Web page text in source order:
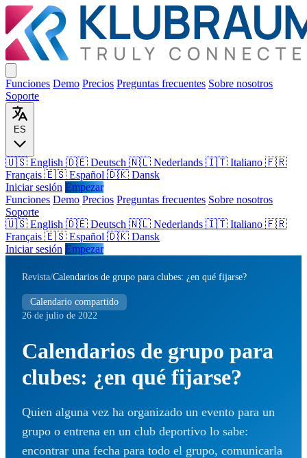
Funciones Demo Precios Preguntas frecuentes Sobre nosotros
Soporte
ES
🇺🇸 English 🇩🇪 Deutsch 🇳🇱 Nederlands 🇮🇹 Italiano 🇫🇷
Français 🇪🇸 Español 🇩🇰 Dansk
Iniciar sesión Empezar
Funciones Demo Precios Preguntas frecuentes Sobre nosotros
Soporte
🇺🇸 English 🇩🇪 Deutsch 🇳🇱 Nederlands 🇮🇹 Italiano 🇫🇷
Français 🇪🇸 Español 🇩🇰 Dansk
Iniciar sesión Empezar
Revista/Calendarios de grupo para clubes: ¿en qué fijarse?
Calendario compartido
26 de julio de 2022
Calendarios de grupo para
clubes: ¿en qué fijarse?
Quien alguna vez ha organizado un evento para un
grupo o entrena en un club deportivo lo sabe:
encontrar una fecha para todo el grupo, comunicarla